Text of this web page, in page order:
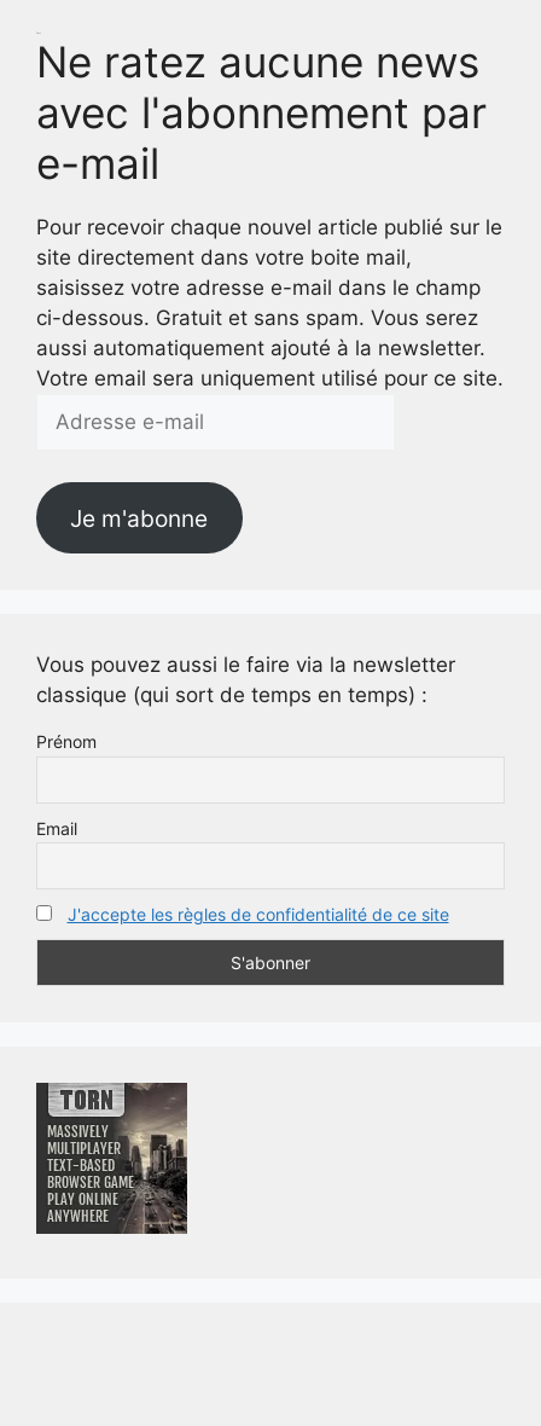
Ne ratez aucune news
avec l'abonnement par
e-mail
Pour recevoir chaque nouvel article publié sur le
site directement dans votre boite mail,
saisissez votre adresse e-mail dans le champ
ci-dessous. Gratuit et sans spam. Vous serez
aussi automatiquement ajouté à la newsletter.
Votre email sera uniquement utilisé pour ce site.
Adresse
Je m'abonne
Vous pouvez aussi le faire via la newsletter
classique (qui sort de temps en temps) :
Prénom
Email
J'accepte les règles de confidentialité de ce site